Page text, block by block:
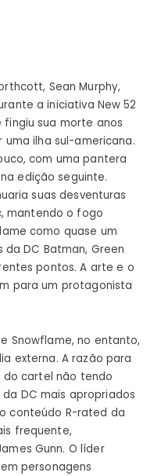
Sean Murphy,
a iniciativa New 52
fingiu sua morte anos
uma ilha sul-americana.
com uma pantera
edição seguinte.
suas desventuras
mantendo o fogo
como quase um
DC Batman, Green
pontos. A arte e o
para um protagonista
Snowflame, no entanto,
externa. A razão para
do cartel não tendo
DC mais apropriados
conteúdo R-rated da
frequente,
Gunn. O líder
personagens